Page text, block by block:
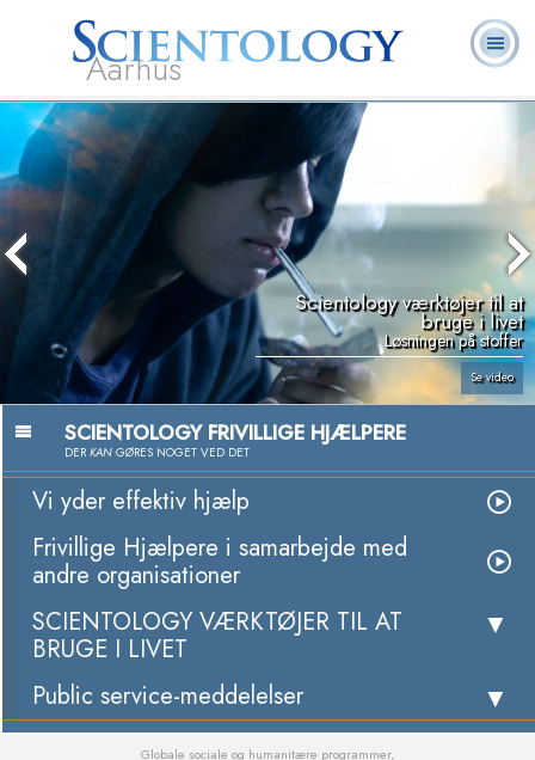
Aarhus
L. Ron
Hubbard
Hvad er
Scientology?
Frivillige
Scientology værktøjer til at
bruge i livet
Løsningen på stoffer
Se video
SCIENTOLOGY FRIVILLIGE HJÆLPERE
DER KAN GØRES NOGET VED DET
Vi yder effektiv hjælp
Frivillige Hjælpere i samarbejde med
andre organisationer
SCIENTOLOGY VÆRKTØJER TIL AT
BRUGE I LIVET
Public service-meddelelser
Globale sociale og humanitære programmer,